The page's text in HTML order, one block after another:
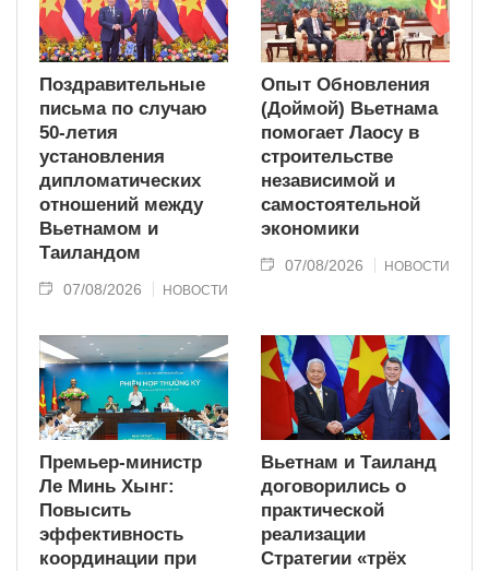
Поздравительные
письма по случаю
50-летия
установления
дипломатических
отношений между
Вьетнамом и
Таиландом
07/08/2026 НОВОСТИ
Опыт Обновления
(Доймой) Вьетнама
помогает Лаосу в
строительстве
независимой и
самостоятельной
экономики
07/08/2026 НОВОСТИ
Премьер-министр
Ле Минь Хынг:
Повысить
эффективность
координации при
Вьетнам и Таиланд
договорились о
практической
реализации
Стратегии «трёх